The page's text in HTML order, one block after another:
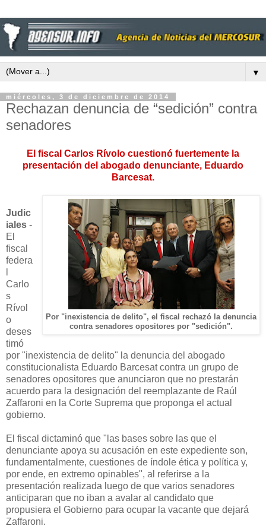
▼
miércoles, 3 de diciembre de 2014
Rechazan denuncia de “sedición” contra
senadores
El fiscal Carlos Rívolo cuestionó fuertemente la
presentación del abogado denunciante, Eduardo
Barcesat.
Por "inexistencia de delito", el fiscal rechazó la denuncia
contra senadores opositores por "sedición".
Judic
iales -
El
fiscal
federa
Carlo
s
Rívol
o
deses
timó
por "inexistencia de delito" la denuncia del abogado
constitucionalista Eduardo Barcesat contra un grupo de
senadores opositores que anunciaron que no prestarán
acuerdo para la designación del reemplazante de Raúl
Zaffaroni en la Corte Suprema que proponga el actual
gobierno.
El fiscal dictaminó que "las bases sobre las que el
denunciante apoya su acusación en este expediente son,
fundamentalmente, cuestiones de índole ética y política y,
por ende, en extremo opinables", al referirse a la
presentación realizada luego de que varios senadores
anticiparan que no iban a avalar al candidato que
propusiera el Gobierno para ocupar la vacante que dejará
Zaffaroni.